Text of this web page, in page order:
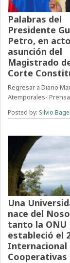
Palabras del
Presidente
Petro, en
asunción del
Magistrado
Corte
Regresar a Diario
Atemporales-
Posted by: Silvio
Una
nace del
tanto la ONU
estableció el
Internacional
Cooperativas